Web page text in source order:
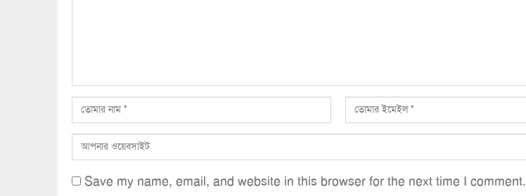
Save my name, email, and website in this browser for the next time I comment.